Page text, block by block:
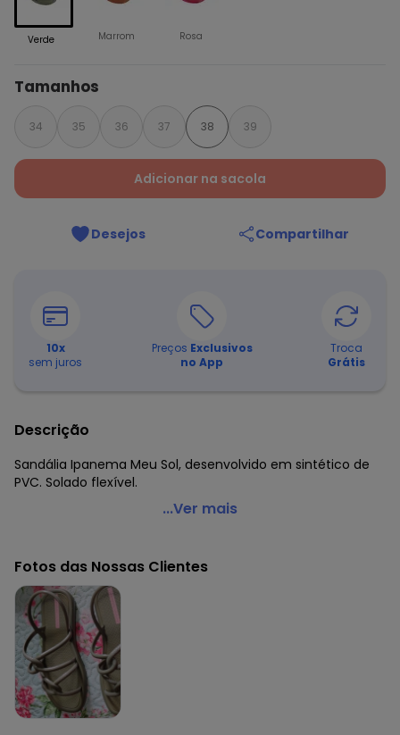
Verde Marrom Rosa
Tamanhos
34 35 36 37 38 39
Adicionar na sacola
Desejos Compartilhar
10x
sem juros
Preços Exclusivos
no App
Troca
Grátis
Descrição
Sandália Ipanema Meu Sol, desenvolvido em sintético de
PVC. Solado flexível.
Ipanema - Sandália Ipanema Meu Sol Verde
Observação: Solado flexível
Tecido: Pvc
Composição: Pvc
Histórico de preços
O preço apresentado abaixo é o menor oferecido em
algum dia do mês, para o menor tamanho disponível.
agosto/2026
julho/2026
...Ver mais
Fotos das Nossas Clientes